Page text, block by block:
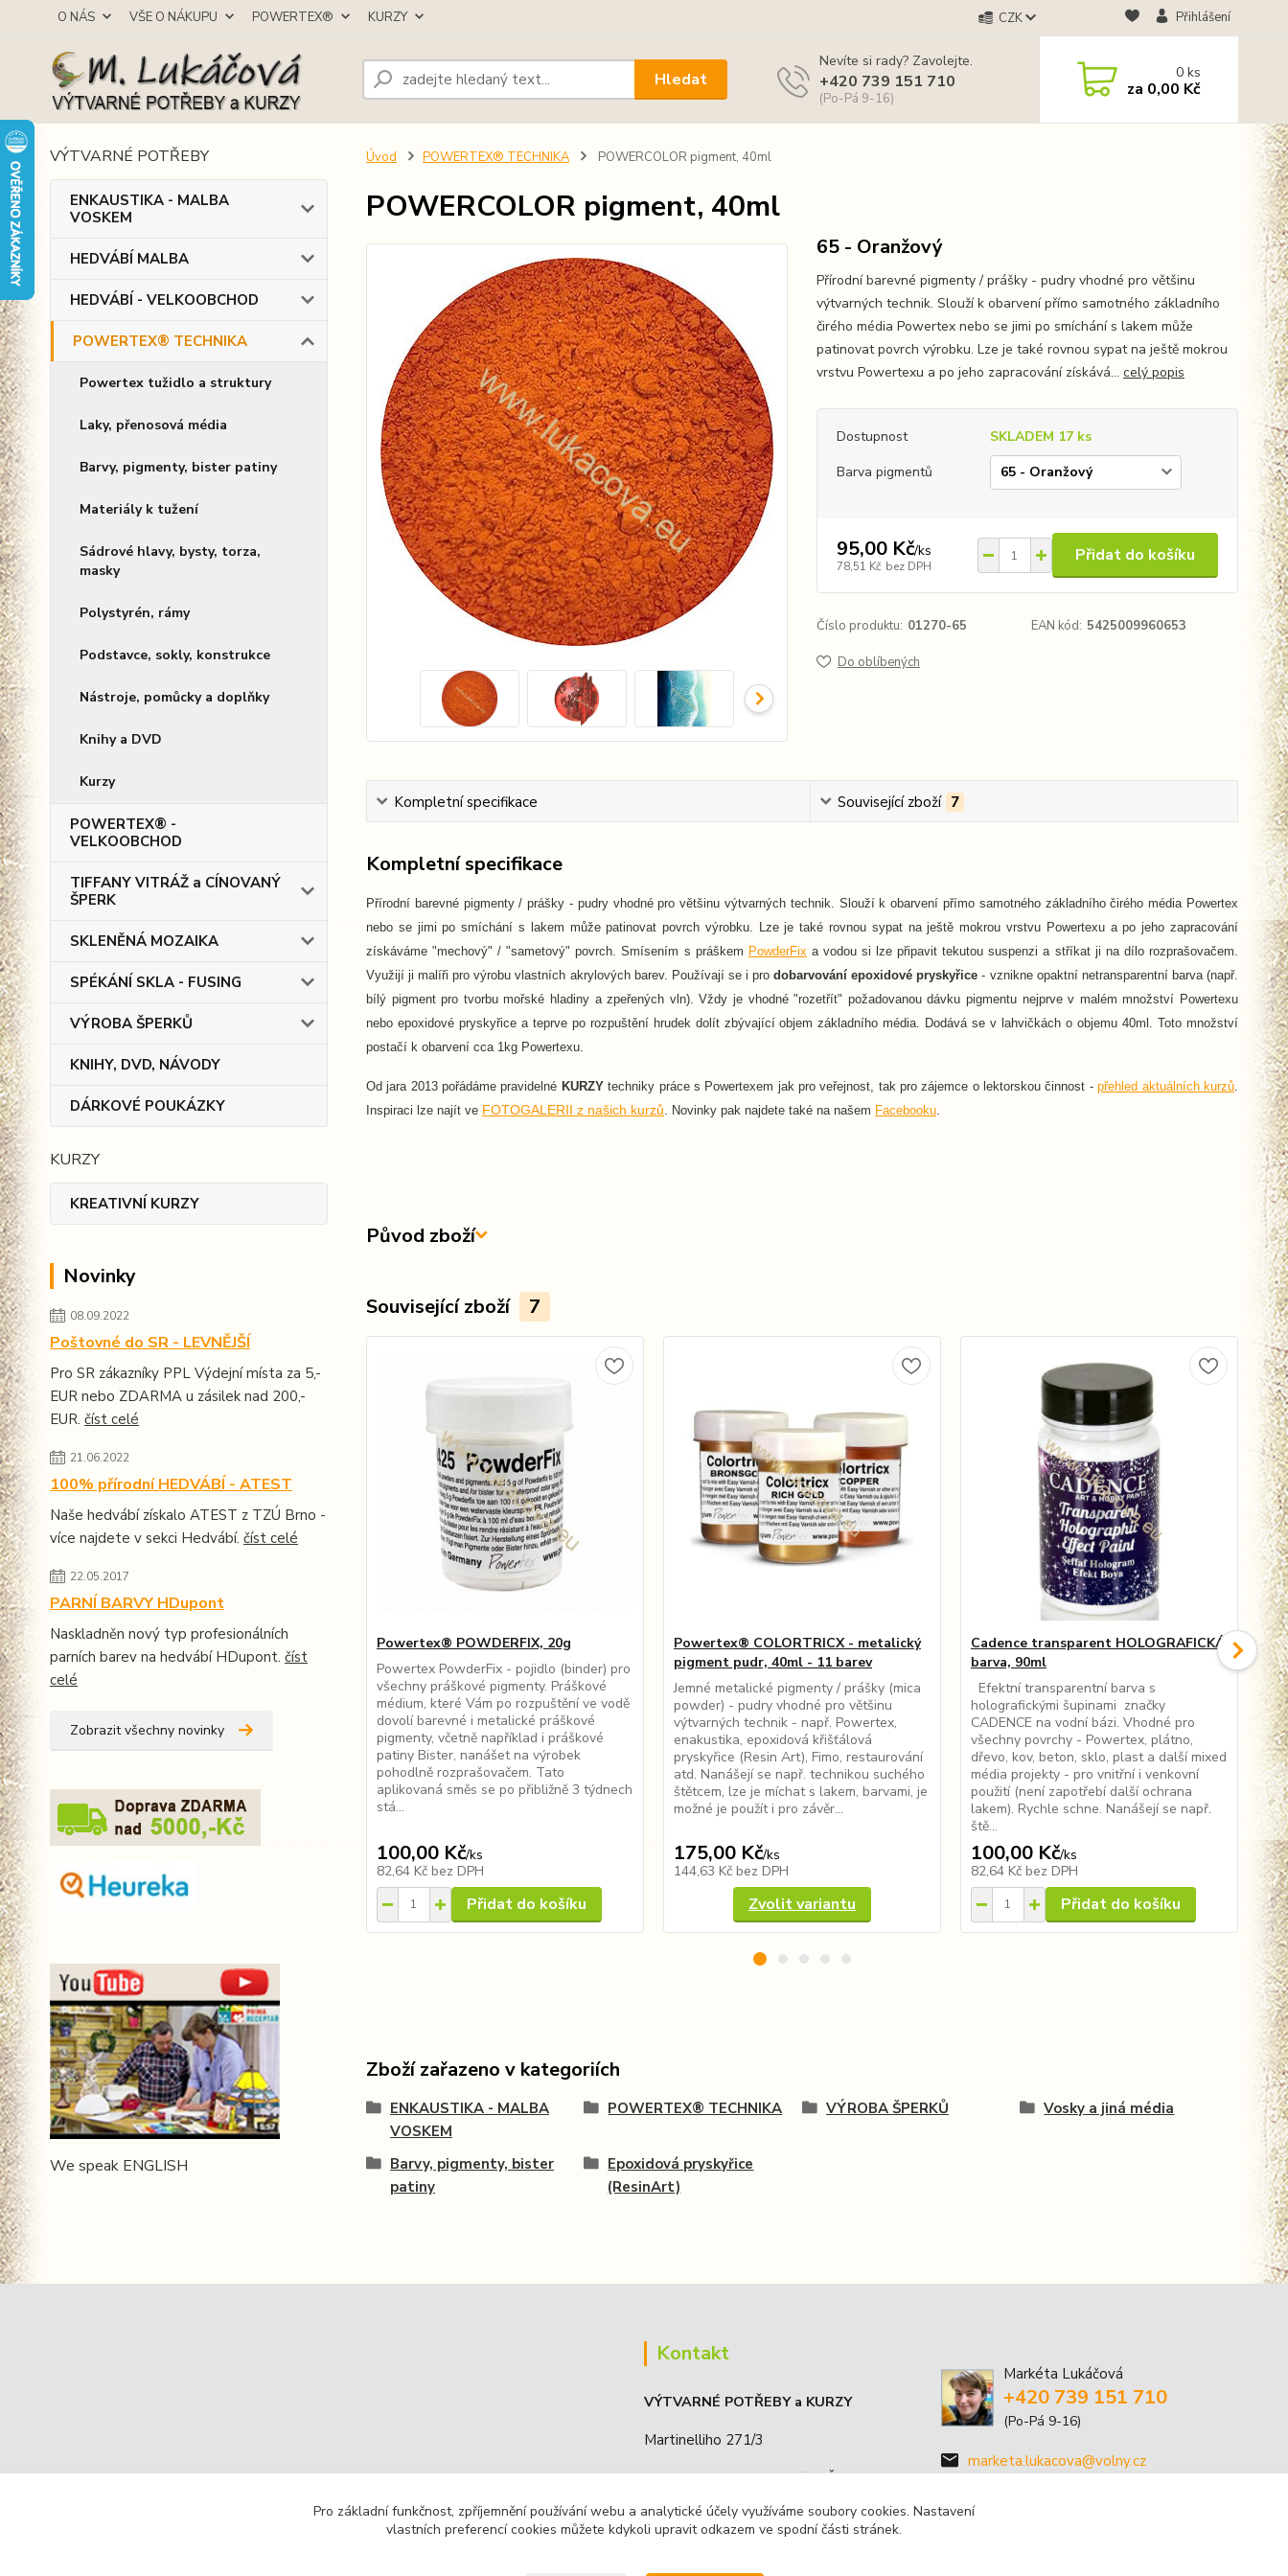
O NÁS VŠE O NÁKUPU POWERTEX® KURZY CZK Přihlášení
Hledat
Nevíte si rady? Zavolejte.
+420 739 151 710
(Po-Pá 9-16)
0ks
za 0,00 Kč
VÝTVARNÉ POTŘEBY
ENKAUSTIKA - MALBA
VOSKEM
HEDVÁBÍ MALBA
HEDVÁBÍ - VELKOOBCHOD
POWERTEX® TECHNIKA
Powertex tužidlo a struktury
Laky, přenosová média
Barvy, pigmenty, bister patiny
Materiály k tužení
Sádrové hlavy, bysty, torza,
masky
Polystyrén, rámy
Podstavce, sokly, konstrukce
Nástroje, pomůcky a doplňky
Knihy a DVD
Kurzy
POWERTEX® -
VELKOOBCHOD
TIFFANY VITRÁŽ a CÍNOVANÝ
ŠPERK
SKLENĚNÁ MOZAIKA
SPÉKÁNÍ SKLA - FUSING
VÝROBA ŠPERKŮ
KNIHY, DVD, NÁVODY
DÁRKOVÉ POUKÁZKY
KURZY
KREATIVNÍ KURZY
Novinky
08.09.2022
Poštovné do SR - LEVNĚJŠÍ
Pro SR zákazníky PPL Výdejní místa za 5,-
EUR nebo ZDARMA u zásilek nad 200,-
EUR. číst celé
21.06.2022
100% přírodní HEDVÁBÍ - ATEST
Naše hedvábí získalo ATEST z TZÚ Brno -
více najdete v sekci Hedvábí. číst celé
22.05.2017
PARNÍ BARVY HDupont
Naskladněn nový typ profesionálních
parních barev na hedvábí HDupont. číst
celé
Zobrazit všechny novinky
We speak ENGLISH
Úvod POWERTEX® TECHNIKA POWERCOLOR pigment, 40ml
POWERCOLOR pigment, 40ml
65 - Oranžový
Přírodní barevné pigmenty / prášky - pudry vhodné pro většinu
výtvarných technik. Slouží k obarvení přímo samotného základního
čirého média Powertex nebo se jimi po smíchání s lakem může
patinovat povrch výrobku. Lze je také rovnou sypat na ještě mokrou
vrstvu Powertexu a po jeho zapracování získává... celý popis
Dostupnost
SKLADEM 17 ks
Barva pigmentů
95,00 Kč/ks
78,51 Kč bez DPH
Přidat do košíku
Číslo produktu: 01270-65 EAN kód: 5425009960653
Do oblíbených
Kompletní specifikace Související zboží 7
Kompletní specifikace
Přírodní barevné pigmenty / prášky - pudry vhodné pro většinu výtvarných technik. Slouží k obarvení přímo samotného základního čirého média Powertex
nebo se jimi po smíchání s lakem může patinovat povrch výrobku. Lze je také rovnou sypat na ještě mokrou vrstvu Powertexu a po jeho zapracování
získáváme "mechový" / "sametový" povrch. Smísením s práškem PowderFix a vodou si lze připavit tekutou suspenzi a stříkat ji na dílo rozprašovačem.
Využijí ji malíři pro výrobu vlastních akrylových barev. Používají se i prodobarvování epoxidové pryskyřice - vznikne opaktní netransparentní barva (např.
bílý pigment pro tvorbu mořské hladiny a zpeřených vln). Vždy je vhodné "rozetřít" požadovanou dávku pigmentu nejprve v malém množství Powertexu
nebo epoxidové pryskyřice a teprve po rozpuštění hrudek dolít zbývající objem základního média. Dodává se v lahvičkách o objemu 40ml. Toto množství
postačí k obarvení cca 1kg Powertexu.
Od jara 2013 pořádáme pravidelné KURZYtechniky práce s Powertexem jak pro veřejnost, tak pro zájemce o lektorskou činnost -přehled aktuálních kurzů.
Inspiraci lze najít ve FOTOGALERII z našich kurzů Novinky pak najdete také na našem Facebooku.
Původ zboží
Související zboží 7
Powertex® POWDERFIX, 20g
Powertex PowderFix - pojidlo (binder) pro
všechny práškové pigmenty. Práškové
médium, které Vám po rozpuštění ve vodě
dovolí barevné i metalické práškové
pigmenty, včetně například i práškové
patiny Bister, nanášet na výrobek
pohodlně rozprašovačem. Tato
aplikovaná směs se po přibližně 3 týdnech
stá...
100,00 Kč/ks
82,64 Kč bez DPH
Přidat do košíku
Powertex® COLORTRICX - metalický
pigment pudr, 40ml - 11 barev
Jemné metalické pigmenty / prášky (mica
powder) - pudry vhodné pro většinu
výtvarných technik - např. Powertex,
enakustika, epoxidová křišťálová
pryskyřice (Resin Art), Fimo, restaurování
atd. Nanášejí se např. technikou suchého
štětcem, lze je míchat s lakem, barvami, je
možné je použít i pro závěr...
175,00 Kč/ks
144,63 Kč bez DPH
Zvolit variantu
Cadence transparent HOLOGRAFICKÁ
barva, 90ml
Efektní transparentní barva s
holografickými šupinami značky
CADENCE na vodní bázi. Vhodné pro
všechny povrchy - Powertex, plátno,
dřevo, kov, beton, sklo, plast a další mixed
média projekty - pro vnitřní i venkovní
použití (není zapotřebí další ochrana
lakem). Rychle schne. Nanášejí se např.
ště...
100,00 Kč/ks
82,64 Kč bez DPH
Přidat do košíku
Zboží zařazeno v kategoriích
ENKAUSTIKA - MALBA
VOSKEM
POWERTEX® TECHNIKA VÝROBA ŠPERKŮ Vosky a jiná média
Barvy, pigmenty, bister
patiny
Epoxidová pryskyřice
(ResinArt)
Kontakt
VÝTVARNÉ POTŘEBY a KURZY
Martinelliho 271/3
190 16, Praha 9 - Koloděje, ČR
IČO: 68885636
Markéta Lukáčová
+420 739 151 710
(Po-Pá 9-16)
marketa.lukacova@volny.cz
Pro základní funkčnost, zpříjemnění používání webu a analytické účely využíváme soubory cookies. Nastavení
vlastních preferencí cookies můžete kdykoli upravit odkazem ve spodní části stránek.